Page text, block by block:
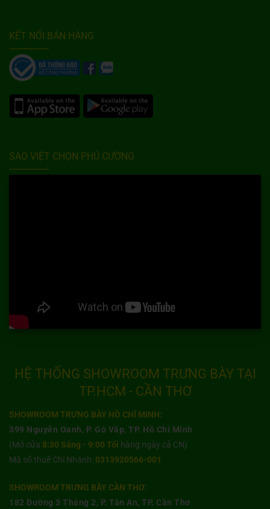
KẾT NỐI BÁN HÀNG
SAO VIỆT CHỌN PHÚ CƯỜNG
HỆ THỐNG SHOWROOM TRƯNG BÀY TẠI
TP.HCM - CẦN THƠ
SHOWROOM TRƯNG BÀY HỒ CHÍ MINH:
399 Nguyễn Oanh, P. Gò Vấp, TP. Hồ Chí Minh
(Mở cửa 8:30 Sáng - 9:00 Tối hàng ngày cả CN)
Mã số thuế Chi Nhánh: 0313920566-001
SHOWROOM TRƯNG BÀY CẦN THƠ:
182 Đường 3 Tháng 2, P. Tân An, TP. Cần Thơ